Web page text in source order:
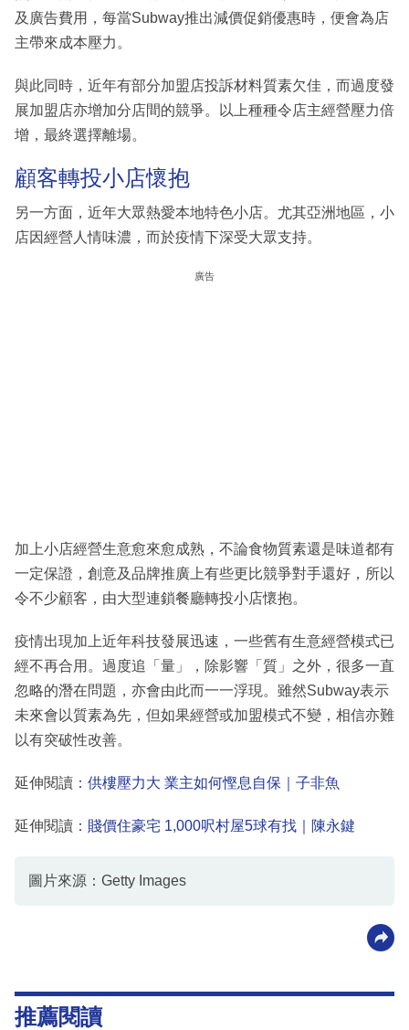
及廣告費用，每當Subway推出減價促銷優惠時，便會為店
主帶來成本壓力。
與此同時，近年有部分加盟店投訴材料質素欠佳，而過度發
展加盟店亦增加分店間的競爭。以上種種令店主經營壓力倍
增，最終選擇離場。
顧客轉投小店懷抱
另一方面，近年大眾熱愛本地特色小店。尤其亞洲地區，小
店因經營人情味濃，而於疫情下深受大眾支持。
廣告
加上小店經營生意愈來愈成熟，不論食物質素還是味道都有
一定保證，創意及品牌推廣上有些更比競爭對手還好，所以
令不少顧客，由大型連鎖餐廳轉投小店懷抱。
疫情出現加上近年科技發展迅速，一些舊有生意經營模式已
經不再合用。過度追「量」，除影響「質」之外，很多一直
忽略的潛在問題，亦會由此而一一浮現。雖然Subway表示
未來會以質素為先，但如果經營或加盟模式不變，相信亦難
以有突破性改善。
延伸閱讀： 供樓壓力大 業主如何慳息自保｜子非魚
延伸閱讀： 賤價住豪宅 1,000呎村屋5球有找｜陳永鍵
圖片來源：Getty Images
推薦閱讀